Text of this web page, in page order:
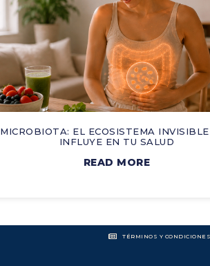
MICROBIOTA: EL ECOSISTEMA INVISIBLE
INFLUYE EN TU SALUD
READ MORE
TÉRMINOS Y